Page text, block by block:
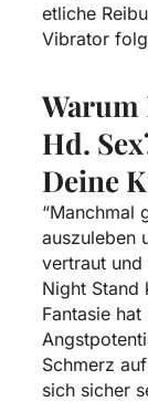
etliche
Vibrator
Warum
Hd.
Deine
“Manchmal
auszuleben
vertraut und
Night Stand
Fantasie
Schmerz
sich sicher